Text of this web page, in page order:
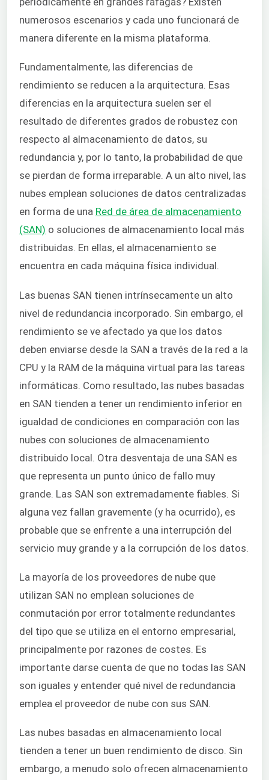
numerosos escenarios y cada uno funcionará de
manera diferente en la misma plataforma.
Fundamentalmente, las diferencias de
rendimiento se reducen a la arquitectura. Esas
diferencias en la arquitectura suelen ser el
resultado de diferentes grados de robustez con
respecto al almacenamiento de datos, su
redundancia y, por lo tanto, la probabilidad de que
se pierdan de forma irreparable. A un alto nivel, las
nubes emplean soluciones de datos centralizadas
en forma de una Red de área de almacenamiento
(SAN) o soluciones de almacenamiento local más
distribuidas. En ellas, el almacenamiento se
encuentra en cada máquina física individual.
Las buenas SAN tienen intrínsecamente un alto
nivel de redundancia incorporado. Sin embargo, el
rendimiento se ve afectado ya que los datos
deben enviarse desde la SAN a través de la red a la
CPU y la RAM de la máquina virtual para las tareas
informáticas. Como resultado, las nubes basadas
en SAN tienden a tener un rendimiento inferior en
igualdad de condiciones en comparación con las
nubes con soluciones de almacenamiento
distribuido local. Otra desventaja de una SAN es
que representa un punto único de fallo muy
grande. Las SAN son extremadamente fiables. Si
alguna vez fallan gravemente (y ha ocurrido), es
probable que se enfrente a una interrupción del
servicio muy grande y a la corrupción de los datos.
La mayoría de los proveedores de nube que
utilizan SAN no emplean soluciones de
conmutación por error totalmente redundantes
del tipo que se utiliza en el entorno empresarial,
principalmente por razones de costes. Es
importante darse cuenta de que no todas las SAN
son iguales y entender qué nivel de redundancia
emplea el proveedor de nube con sus SAN.
Las nubes basadas en almacenamiento local
tienden a tener un buen rendimiento de disco. Sin
embargo, a menudo solo ofrecen almacenamiento